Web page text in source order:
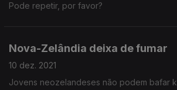
Pode repetir, por favor?
Nova-Zelândia deixa de fumar
10 dez. 2021
Jovens neozelandeses não podem bafar